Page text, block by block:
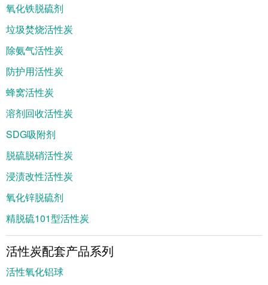
氧化铁脱硫剂
垃圾焚烧活性炭
除氨气活性炭
防护用活性炭
蜂窝活性炭
溶剂回收活性炭
SDG吸附剂
脱硫脱硝活性炭
浸渍改性活性炭
氧化锌脱硫剂
精脱硫101型活性炭
活性炭配套产品系列
活性氧化铝球